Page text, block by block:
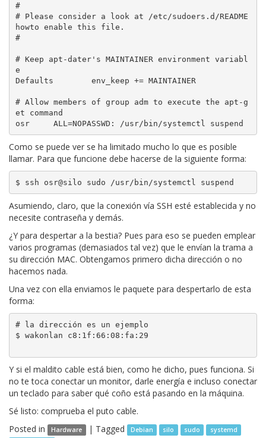
#
# Please consider a look at /etc/sudoers.d/README
howto enable this file.
#
# Keep apt-dater's MAINTAINER environment variabl
e
Defaults        env_keep += MAINTAINER
# Allow members of group adm to execute the apt-g
et command
Como se puede ver se ha limitado mucho lo que es posible
llamar. Para que funcione debe hacerse de la siguiente forma:
$ ssh osr@silo sudo /usr/bin/systemctl suspend
Asumiendo, claro, que la conexión vía SSH esté establecida y no
necesite contraseña y demás.
¿Y para despertar a la bestia? Pues para eso se pueden emplear
varios programas (demasiados tal vez) que le envían la trama a
su dirección MAC. Obtengamos primero dicha dirección o no
hacemos nada.
Una vez con ella enviamos le paquete para despertarlo de esta
forma:
# la dirección es un ejemplo
$ wakonlan c8:1f:66:08:fa:29
Y si el maldito cable está bien, como he dicho, pues funciona. Si
no te toca conectar un monitor, darle energía e incluso conectar
un teclado para saber qué coño está pasando en la máquina.
Sé listo: comprueba el puto cable.
Posted in
Hardware | Tagged Debian silo sudo
systemd